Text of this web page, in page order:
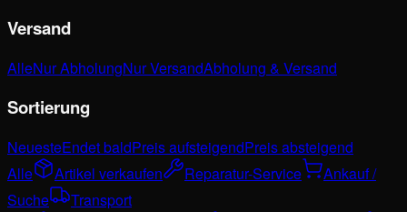
Versand
AlleNur AbholungNur VersandAbholung & Versand
Sortierung
NeuesteEndet baldPreis aufsteigendPreis absteigend
Alle
Artikel verkaufen Reparatur-Service
Ankauf /
Suche
Transport